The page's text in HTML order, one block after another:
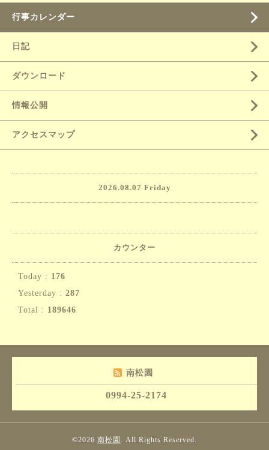
行事カレンダー
日記
ダウンロード
情報公開
アクセスマップ
2026.08.07 Friday
カウンター
Today : 176
Yesterday : 287
Total : 189646
南松園
0994-25-2174
©2026 南松園 . All Rights Reserved.